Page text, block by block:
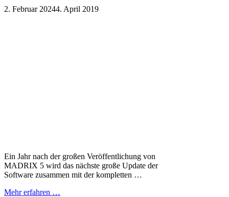
2. Februar 20244. April 2019
Ein Jahr nach der großen Veröffentlichung von
MADRIX 5 wird das nächste große Update der
Software zusammen mit der kompletten …
Mehr erfahren …